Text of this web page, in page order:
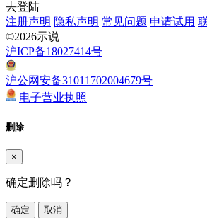
去登陆
注册声明 隐私声明 常见问题 申请试用
©2026示说
沪ICP备18027414号
沪公网安备31011702004679号
电子营业执照
删除
×
确定删除吗？
确定 取消